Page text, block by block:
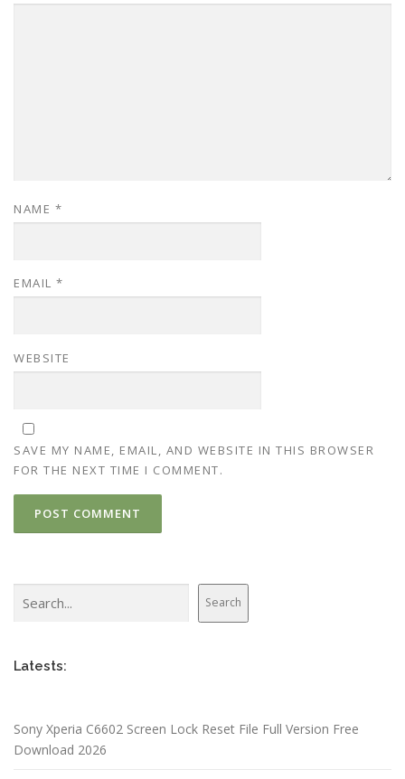
NAME *
EMAIL *
WEBSITE
SAVE MY NAME, EMAIL, AND WEBSITE IN THIS BROWSER
FOR THE NEXT TIME I COMMENT.
Search
Latests:
Sony Xperia C6602 Screen Lock Reset File Full Version Free
Download 2026